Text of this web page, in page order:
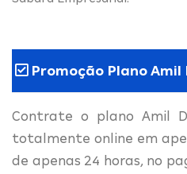
Promoção Plano Amil
Contrate o plano Amil
totalmente online em
de apenas 24 horas, no